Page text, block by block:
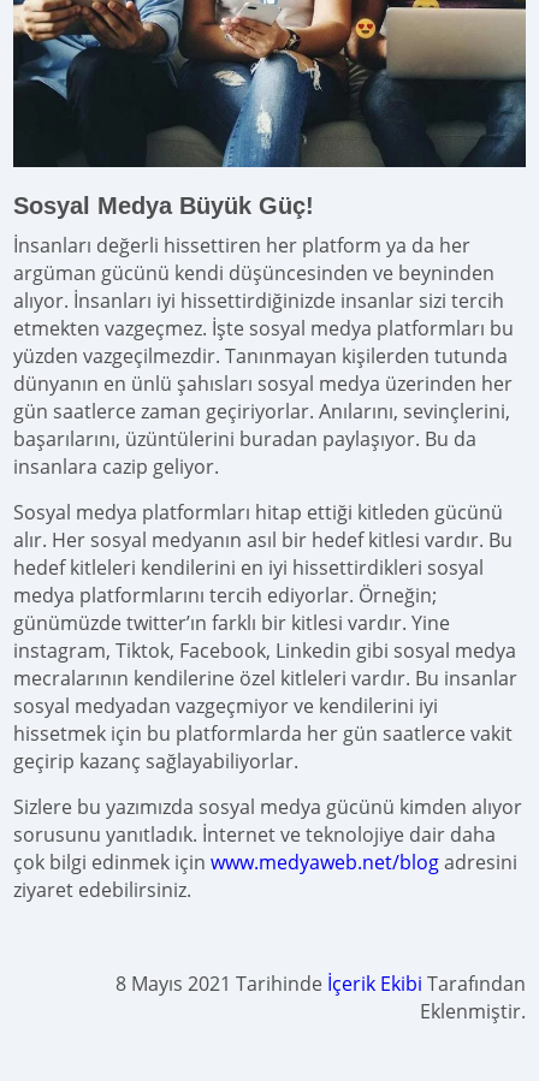
Sosyal Medya Büyük Güç!
İnsanları değerli hissettiren her platform ya da her
argüman gücünü kendi düşüncesinden ve beyninden
alıyor. İnsanları iyi hissettirdiğinizde insanlar sizi tercih
etmekten vazgeçmez. İşte sosyal medya platformları bu
yüzden vazgeçilmezdir. Tanınmayan kişilerden tutunda
dünyanın en ünlü şahısları sosyal medya üzerinden her
gün saatlerce zaman geçiriyorlar. Anılarını, sevinçlerini,
başarılarını, üzüntülerini buradan paylaşıyor. Bu da
insanlara cazip geliyor.
Sosyal medya platformları hitap ettiği kitleden gücünü
alır. Her sosyal medyanın asıl bir hedef kitlesi vardır. Bu
hedef kitleleri kendilerini en iyi hissettirdikleri sosyal
medya platformlarını tercih ediyorlar. Örneğin;
günümüzde twitter’ın farklı bir kitlesi vardır. Yine
instagram, Tiktok, Facebook, Linkedin gibi sosyal medya
mecralarının kendilerine özel kitleleri vardır. Bu insanlar
sosyal medyadan vazgeçmiyor ve kendilerini iyi
hissetmek için bu platformlarda her gün saatlerce vakit
geçirip kazanç sağlayabiliyorlar.
Sizlere bu yazımızda sosyal medya gücünü kimden alıyor
sorusunu yanıtladık. İnternet ve teknolojiye dair daha
çok bilgi edinmek içinwww.medyaweb.net/blogadresini
ziyaret edebilirsiniz.
8 Mayıs 2021 Tarihinde İçerik Ekibi Tarafından
Eklenmiştir.